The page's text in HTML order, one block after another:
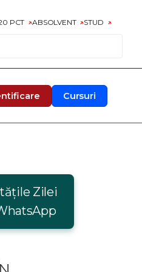
PCT ABSOLVENT STUD
Cursuri
Zilei